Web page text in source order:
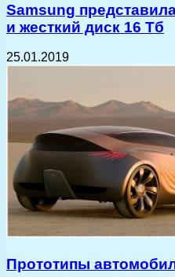
Samsung
и жесткий диск 16 Тб
25.01.2019
Прототипы